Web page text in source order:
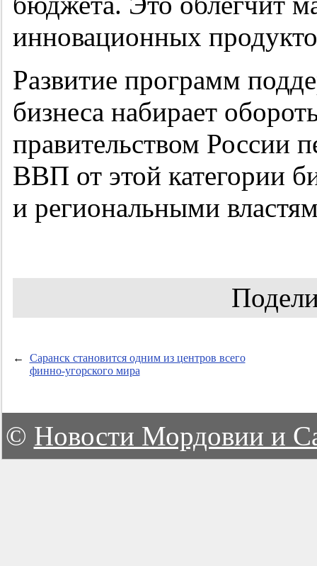
инновационных
Развитие программ
бизнеса набирает
правительством России
ВВП от этой категории
и региональными
←
Саранск становится одним из центров всего
финно-угорского мира
© Новости Мордовии и